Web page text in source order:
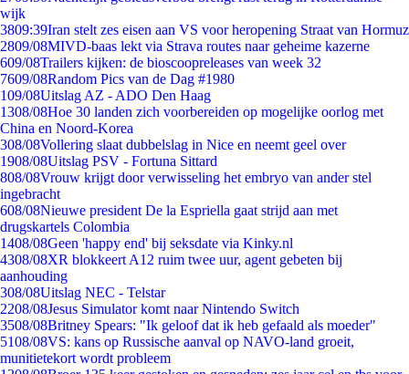
wijk
3809:39Iran stelt zes eisen aan VS voor heropening Straat van Hormuz
2809/08MIVD-baas lekt via Strava routes naar geheime kazerne
609/08Trailers kijken: de bioscoopreleases van week 32
7609/08Random Pics van de Dag #1980
109/08Uitslag AZ - ADO Den Haag
1308/08Hoe 30 landen zich voorbereiden op mogelijke oorlog met
China en Noord-Korea
308/08Vollering slaat dubbelslag in Nice en neemt geel over
1908/08Uitslag PSV - Fortuna Sittard
808/08Vrouw krijgt door verwisseling het embryo van ander stel
ingebracht
608/08Nieuwe president De la Espriella gaat strijd aan met
drugskartels Colombia
1408/08Geen 'happy end' bij seksdate via Kinky.nl
4308/08XR blokkeert A12 ruim twee uur, agent gebeten bij
aanhouding
308/08Uitslag NEC - Telstar
2208/08Jesus Simulator komt naar Nintendo Switch
3508/08Britney Spears: "Ik geloof dat ik heb gefaald als moeder"
5108/08VS: kans op Russische aanval op NAVO-land groeit,
munitietekort wordt probleem